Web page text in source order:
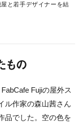
と若手デザイナーを結
もの
Fujiの屋外ス
ル作家の森山茜さん
品でした。空の色を